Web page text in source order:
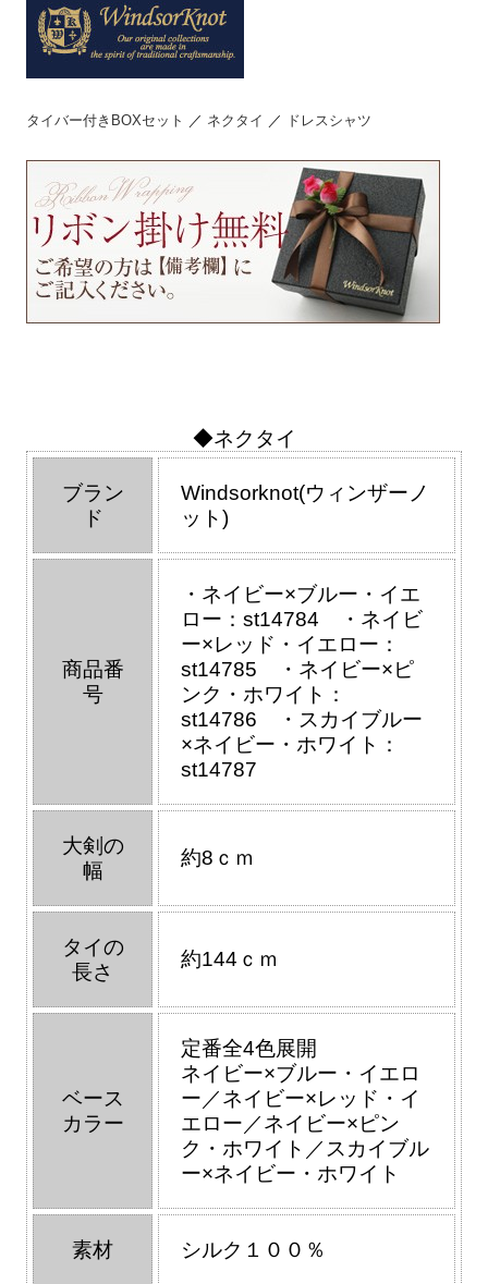
タイバー付きBOXセット ／ ネクタイ ／ ドレスシャツ
◆ネクタイ
ブラン
ド
Windsorknot(ウィンザーノ
ット)
商品番
号
・ネイビー×ブルー・イエ
ロー：st14784 ・ネイビ
ー×レッド・イエロー：
st14785 ・ネイビー×ピ
ンク・ホワイト：
st14786 ・スカイブルー
×ネイビー・ホワイト：
st14787
大剣の
幅
約8ｃｍ
タイの
長さ
約144ｃｍ
ベース
カラー
定番全4色展開
ネイビー×ブルー・イエロ
ー／ネイビー×レッド・イ
エロー／ネイビー×ピン
ク・ホワイト／スカイブル
ー×ネイビー・ホワイト
素材 シルク１００％